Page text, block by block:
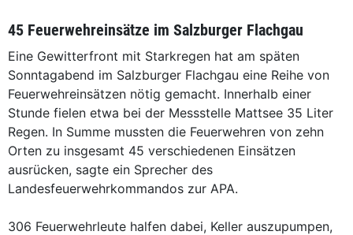
45 Feuerwehreinsätze im Salzburger Flachgau
Eine Gewitterfront mit Starkregen hat am späten
Sonntagabend im Salzburger Flachgau eine Reihe von
Feuerwehreinsätzen nötig gemacht. Innerhalb einer
Stunde fielen etwa bei der Messstelle Mattsee 35 Liter
Regen. In Summe mussten die Feuerwehren von zehn
Orten zu insgesamt 45 verschiedenen Einsätzen
ausrücken, sagte ein Sprecher des
Landesfeuerwehrkommandos zur APA.
306 Feuerwehrleute halfen dabei, Keller auszupumpen,